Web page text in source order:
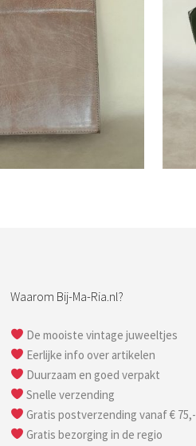
Waarom Bij-Ma-Ria.nl?
De mooiste vintage juweeltjes
Eerlijke info over artikelen
Duurzaam en goed verpakt
Snelle verzending
Gratis postverzending vanaf € 75,-
Gratis bezorging in de regio